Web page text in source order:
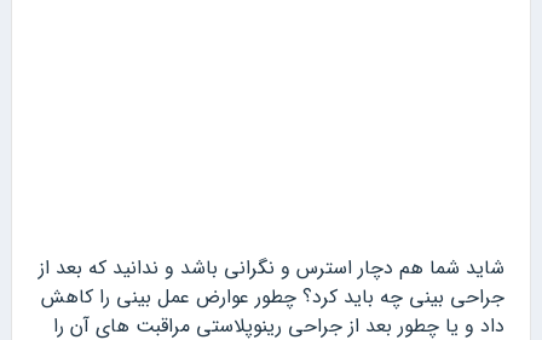
شاید شما هم دچار استرس و نگرانی باشد و ندانید که بعد از
جراحی بینی چه باید کرد؟ چطور عوارض عمل بینی را کاهش
داد و یا چطور بعد از جراحی رینوپلاستی مراقبت های آن را